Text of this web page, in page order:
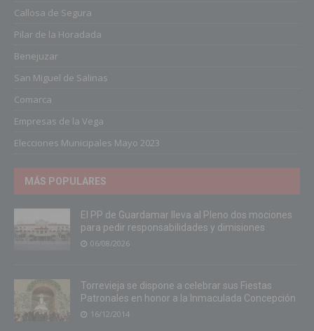
Callosa de Segura
Pilar de la Horadada
Benejuzar
San Miguel de Salinas
Comarca
Empresas de la Vega
Elecciones Municipales Mayo 2023
MÁS POPULARES
El PP de Guardamar lleva al Pleno dos mociones
para pedir responsabilidades y dimisiones
06/08/2026
Torrevieja se dispone a celebrar sus Fiestas
Patronales en honor a la Inmaculada Concepción
16/12/2014